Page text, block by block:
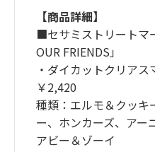
【商品詳細】
■セサミストリートマ
OUR FRIENDS」
・ダイカットクリア
￥2,420
種類：エルモ＆クッキ
ー、ホンカーズ、アー
アビー＆ゾーイ